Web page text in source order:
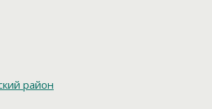
район